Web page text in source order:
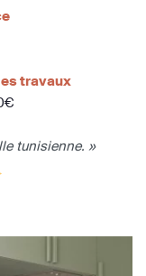
travaux
tunisienne. »